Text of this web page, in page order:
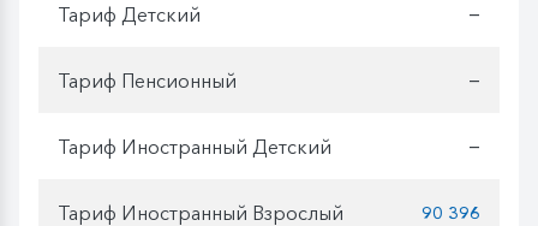
Тариф Детский —
Тариф Пенсионный —
Тариф Иностранный Детский —
Тариф Иностранный Взрослый 90 396